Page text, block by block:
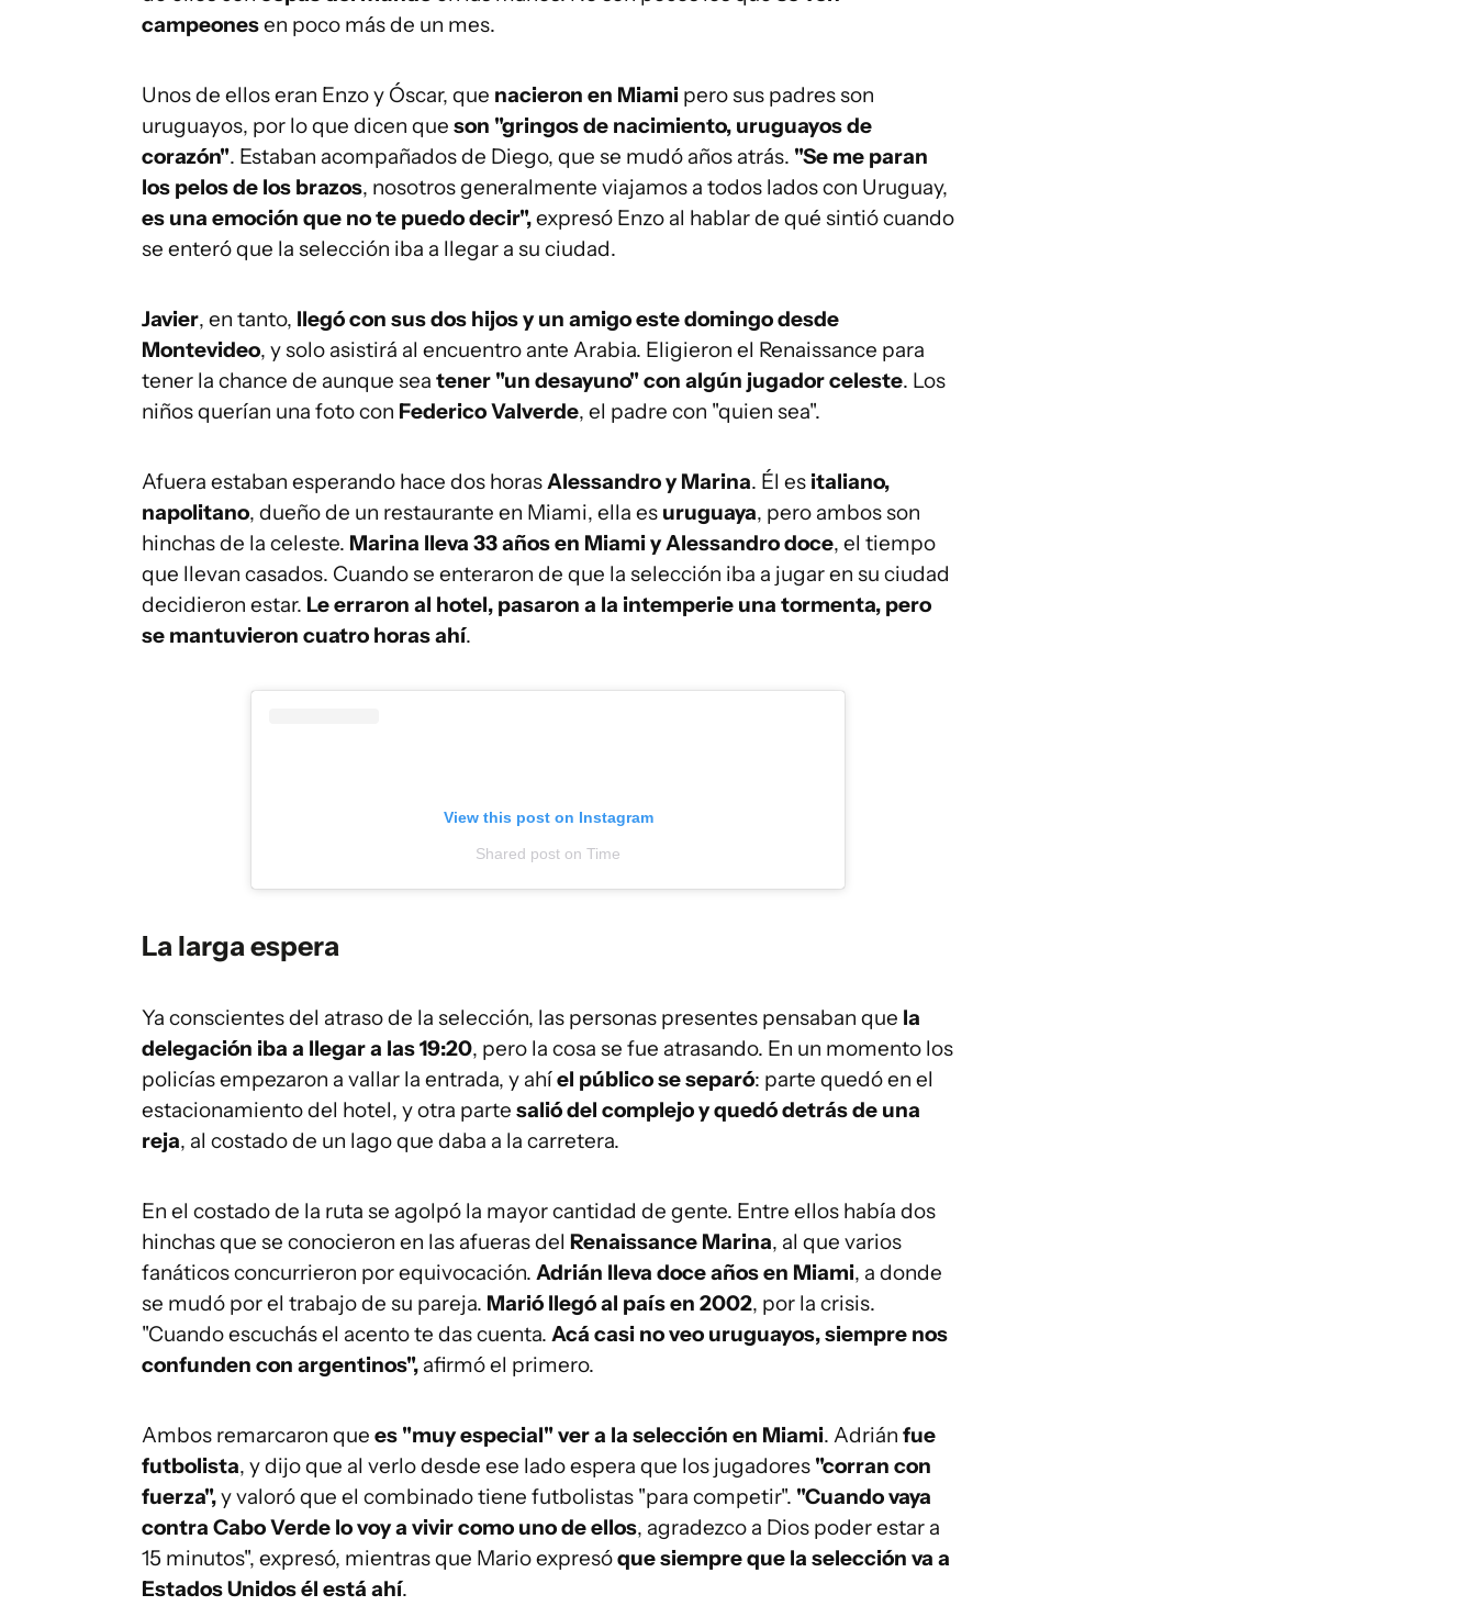
campeonesen poco más de un mes.
Unos de ellos eran Enzo y Óscar, que nacieron en Miami pero sus padres son
uruguayos, por lo que dicen que son "gringos de nacimiento, uruguayos de
corazón". Estaban acompañados de Diego, que se mudó años atrás. "Se me paran
los pelos de los brazos, nosotros generalmente viajamos a todos lados con Uruguay,
es una emoción que no te puedo decir",expresó Enzo al hablar de qué sintió cuando
se enteró que la selección iba a llegar a su ciudad.
Javier, en tanto, llegó con sus dos hijos y un amigo este domingo desde
Montevideo, y solo asistirá al encuentro ante Arabia. Eligieron el Renaissance para
tener la chance de aunque sea tener "un desayuno" con algún jugador celeste. Los
niños querían una foto con Federico Valverde, el padre con "quien sea".
Afuera estaban esperando hace dos horasAlessandro y Marina. Él es italiano,
napolitano, dueño de un restaurante en Miami, ella es uruguaya, pero ambos son
hinchas de la celeste. Marina lleva 33 años en Miami y Alessandro doce, el tiempo
que llevan casados. Cuando se enteraron de que la selección iba a jugar en su ciudad
decidieron estar. Le erraron al hotel, pasaron a la intemperie una tormenta, pero
se mantuvieron cuatro horas ahí.
View this post on Instagram
Shared post onTime
La larga espera
Ya conscientes del atraso de la selección, las personas presentes pensaban que la
delegación iba a llegar a las 19:20, pero la cosa se fue atrasando. En un momento los
policías empezaron a vallar la entrada, y ahíel público se separó: parte quedó en el
estacionamiento del hotel, y otra parte salió del complejo y quedó detrás de una
reja, al costado de un lago que daba a la carretera.
En el costado de la ruta se agolpó la mayor cantidad de gente. Entre ellos había dos
hinchas que se conocieron en las afueras del Renaissance Marina, al que varios
fanáticos concurrieron por equivocación. Adrián lleva doce años en Miami, a donde
se mudó por el trabajo de su pareja. Marió llegó al país en 2002, por la crisis.
"Cuando escuchás el acento te das cuenta. Acá casi no veo uruguayos, siempre nos
confunden con argentinos", afirmó el primero.
Ambos remarcaron que es "muy especial" ver a la selección en Miami. Adrián fue
futbolista, y dijo que al verlo desde ese lado espera que los jugadores "corran con
fuerza",y valoró que el combinado tiene futbolistas "para competir". "Cuando vaya
contra Cabo Verde lo voy a vivir como uno de ellos, agradezco a Dios poder estar a
15 minutos", expresó, mientras que Mario expresóque siempre que la selección va a
Estados Unidos él está ahí.